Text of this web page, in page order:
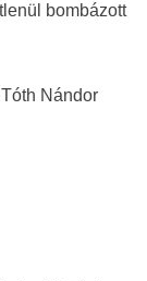
bombázott
Nándor